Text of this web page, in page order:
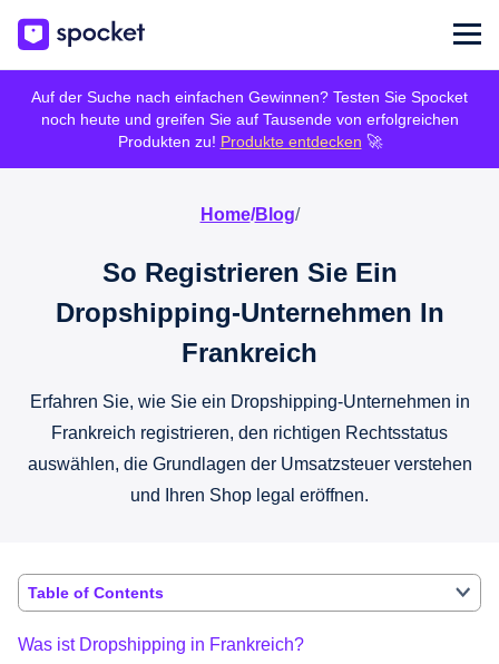
Auf der Suche nach einfachen Gewinnen? Testen Sie Spocket
noch heute und greifen Sie auf Tausende von erfolgreichen
Produkten zu! Produkte entdecken 🚀
Home/Blog/
So Registrieren Sie Ein
Dropshipping-Unternehmen In
Frankreich
Erfahren Sie, wie Sie ein Dropshipping-Unternehmen in
Frankreich registrieren, den richtigen Rechtsstatus
auswählen, die Grundlagen der Umsatzsteuer verstehen
und Ihren Shop legal eröffnen.
Table of Contents
Was ist Dropshipping in Frankreich?